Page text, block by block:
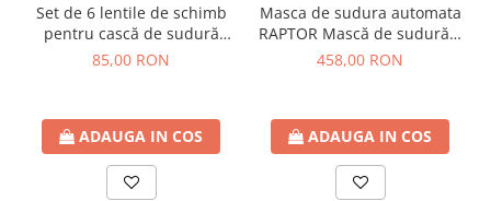
dimensiuni
600 x 175 mm (L x Î)
greutate
120 de grame
Kit livrare
1 x Protecție din piele pentru piept și gât STAHLWERK
Set de 6 lentile de schimb
pentru cască de sudură
STAHLWERK RAPTOR,
sudură | lentilă pentru
vizieră | lentile de protecție
EN ISO 16321 pentru
85,00 RON
ADAUGA IN COS
Masca de sudura automata
RAPTOR Mască de sudură 3
în 1 cu lumină LED, redare
automată DIN 4 la DIN 13 și
clasa optică 1/1/1/2
458,00 RON
ADAUGA IN COS